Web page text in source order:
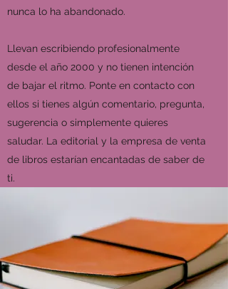
nunca lo ha abandonado.
Llevan escribiendo profesionalmente
desde el año 2000 y no tienen intención
de bajar el ritmo. Ponte en contacto con
ellos si tienes algún comentario, pregunta,
sugerencia o simplemente quieres
saludar. La editorial y la empresa de venta
de libros estarían encantadas de saber de
ti.